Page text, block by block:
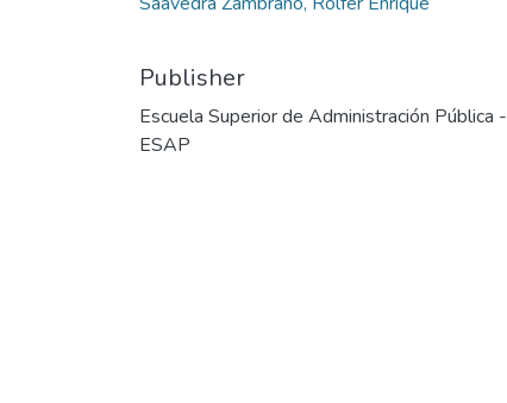
Publisher
Escuela Superior de Administración Pública -
ESAP